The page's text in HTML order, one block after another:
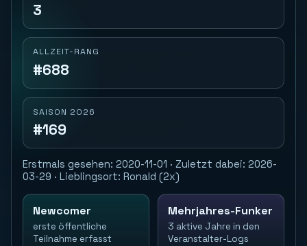
3
ALLZEIT-RANG
#688
SAISON 2026
#169
Erstmals gesehen: 2020-11-01 · Zuletzt dabei: 2026-
03-29 · Lieblingsort: Ronald (2x)
Newcomer
erste öffentliche
Teilnahme erfasst
Mehrjahres-Funker
3 aktive Jahre in den
Veranstalter-Logs